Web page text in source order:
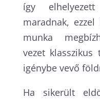
így
maradnak,
munka
vezet
igénybe vevő
Ha sikerült